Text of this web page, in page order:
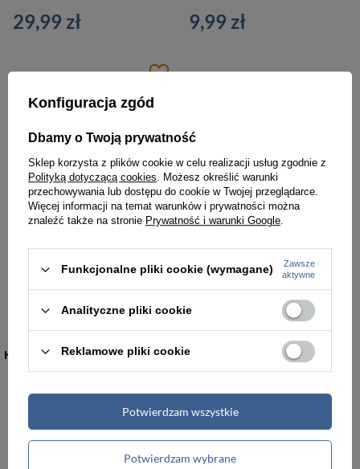
29,99 zł 9,99 zł
39,99 zł
KATEGORIE
Torebki damskie Torby damskie
Konfiguracja zgód
Dbamy o Twoją prywatność
Sklep korzysta z plików cookie w celu realizacji usług zgodnie z
Polityką dotyczącą cookies. Możesz określić warunki
przechowywania lub dostępu do cookie w Twojej przeglądarce.
Więcej informacji na temat warunków i prywatności można
znaleźć także na stronie Prywatność i warunki Google.
Funkcjonalne pliki cookie (wymagane)
Zawsze
aktywne
Analityczne pliki cookie
Reklamowe pliki cookie
Potwierdzam wybrane
Potwierdzam wszystkie